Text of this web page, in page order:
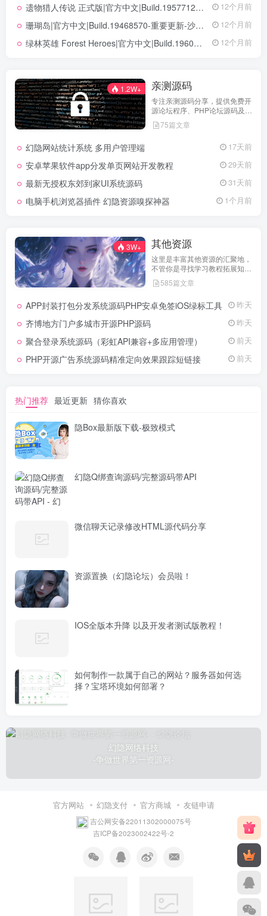
遗物猎人传说 正式版|官方中文|Build.19577129+全DLC|解压即撸| 12个月前
珊瑚岛|官方中文|Build.19468570-重要更新-沙盒|解压即撸| 12个月前
绿林英雄 Forest Heroes|官方中文|Build.19609351+全DLC|解压即撸| 12个月前
1.2W+ 亲测源码
专注亲测源码分享，提供免费开
源论坛程序、PHP论坛源码及论
坛搭建解决方案，所有源码均经
实际测试可用，助力快速搭建稳
75篇文章
幻隐网站统计系统 多用户管理端 17天前
安卓苹果软件app分发单页网站开发教程 29天前
最新无授权东郊到家UI系统源码 31天前
电脑手机浏览器插件 幻隐资源嗅探神器 1个月前
3W+ 其他资源
这里是丰富其他资源的汇聚地，
不管你是寻找学习教程拓展知
识，还是搜集各类素材激发创作
灵感，亦或是查询专业数据辅助
源定期更新、分类清晰、下载便
务，快来探索发现所需资源！
585篇文章
APP封装打包分发系统源码PHP安卓免签iOS绿标工具 昨天
齐博地方门户多城市开源PHP源码 昨天
聚合登录系统源码（彩虹API兼容+多应用管理） 前天
PHP开源广告系统源码精准定向效果跟踪短链接 前天
热门推荐 最近更新 猜你喜欢
隐Box最新版下载-极致模式
幻隐Q绑查询源码/完整源码带API
微信聊天记录修改HTML源代码分享
资源置换（幻隐论坛）会员啦！
IOS全版本升降 以及开发者测试版教程！
如何制作一款属于自己的网站？服务器如何选
择？宝塔环境如何部署？
幻隐网络科技
-争做世界第一资源网-
官方网站 幻隐支付 官方商城 友链申请
吉公网安备22011302000075号
吉ICP备2023002422号-2